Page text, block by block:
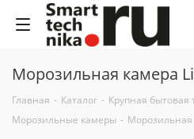
Морозильная камера
Главная - Каталог - Крупная бытовая
Морозильные камеры - Морозильная